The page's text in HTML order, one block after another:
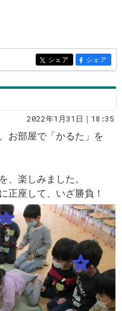
entry283
シェア entry283
シェア
2022年1月31日｜18:35
お部屋で「かるた」を
、楽しみました。
正座して、いざ勝負！